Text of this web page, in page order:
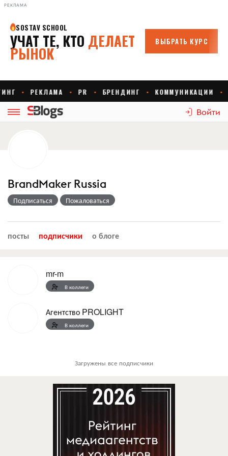
РЕКЛАМА
Войти
BrandMaker Russia
Подписаться Пожаловаться
посты подписчики о блоге
mr-m
В коллеги
Агентство PROLIGHT
В коллеги
Загружены все подписчики